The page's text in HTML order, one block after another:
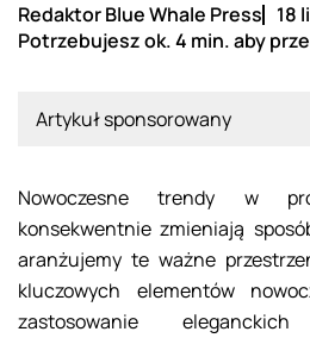
Redaktor Blue Whale Press
18
Potrzebujesz ok. 4 min. aby
Artykuł sponsorowany
Nowoczesne trendy w
konsekwentnie zmieniają
aranżujemy te ważne
kluczowych elementów
zastosowanie